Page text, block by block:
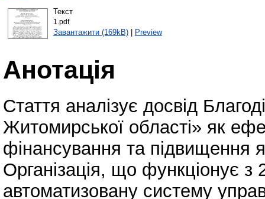
Текст
1.pdf
Завантажити (169kB)| Preview
Анотація
Стаття аналізує досвід
Житомирської області» як
фінансування та підвищення
Організація, що функціонує
автоматизовану систему